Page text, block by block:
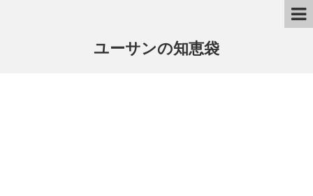
ユーサンの知恵袋